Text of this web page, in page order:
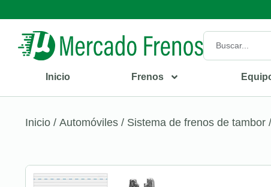
Inicio Frenos
Inicio / Automóviles / Sistema de frenos de tambor